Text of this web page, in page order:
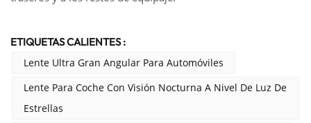
ETIQUETAS CALIENTES :
Lente Ultra Gran Angular Para Automóviles
Lente Para Coche Con Visión Nocturna A Nivel De Luz De
Estrellas